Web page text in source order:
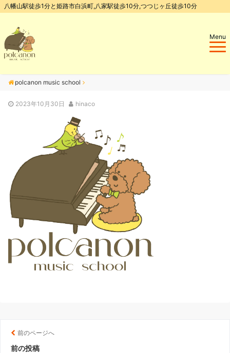
八幡山駅徒歩1分と姫路市白浜町,八家駅徒歩10分,つつじヶ丘徒歩10分
Menu
polcanon music school
2023年10月30日 hinaco
前のページへ
前の投稿